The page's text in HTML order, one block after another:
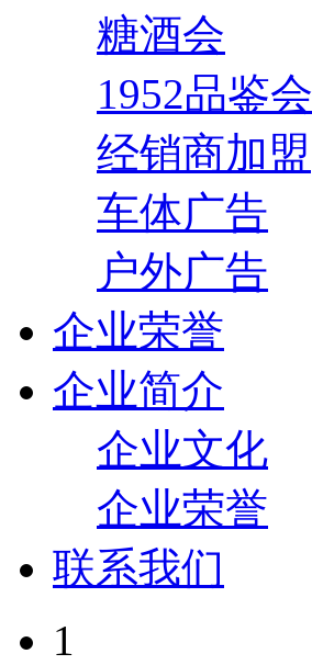
糖酒会
1952品鉴会
经销商加盟
车体广告
户外广告
企业荣誉
企业简介
企业文化
企业荣誉
联系我们
1